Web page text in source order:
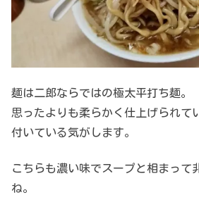
麺は二郎ならではの極太平打ち麺。
思ったよりも柔らかく仕上げられて
付いている気がします。
こちらも濃い味でスープと相まって
ね。